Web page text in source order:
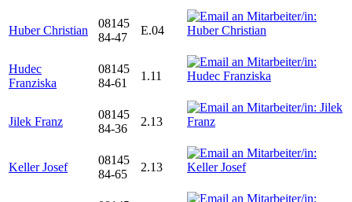
Huber Christian
08145
84-47
E.04
Hudec
Franziska
08145
84-61
1.11
Jilek Franz
08145
84-36
2.13
Keller Josef
08145
84-65
2.13